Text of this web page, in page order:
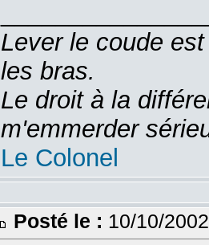
Lever le coude
les bras.
Le droit à la
m'emmerder
Le Colonel
Posté le : 10/10/